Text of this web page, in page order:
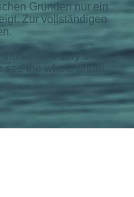
Gründen nur ein
Zur vollständigen
only show
the whole photo.